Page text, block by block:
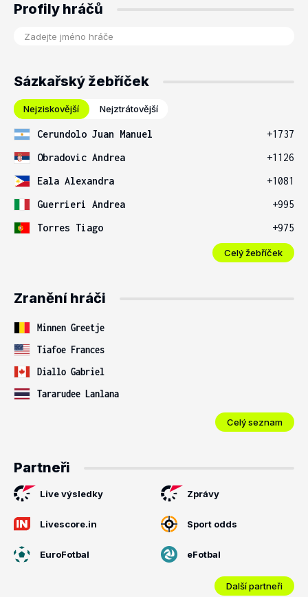
Profily hráčů
Sázkařský žebříček
Nejziskovější Nejztrátovější
Cerundolo Juan Manuel
+1737
Obradovic Andrea
+1126
Eala Alexandra
+1081
Guerrieri Andrea
+995
Torres Tiago
+975
Celý žebříček
Zranění hráči
Minnen Greetje
Tiafoe Frances
Diallo Gabriel
Tararudee Lanlana
Celý seznam
Partneři
Live výsledky Zprávy
Livescore.in Sport odds
EuroFotbal eFotbal
Další partneři